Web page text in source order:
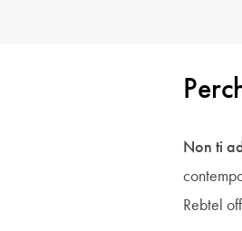
Non ti
Rebtel